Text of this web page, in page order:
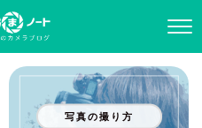
写真の撮り方